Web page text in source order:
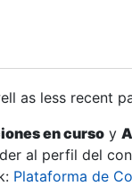
as less recent
en curso y
al perfil del
Plataforma de